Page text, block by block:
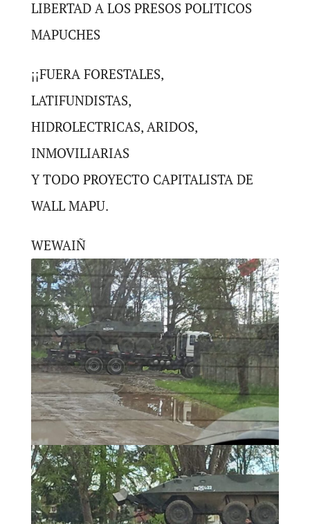
LIBERTAD A LOS PRESOS POLITICOS
MAPUCHES
¡¡FUERA FORESTALES,
LATIFUNDISTAS,
HIDROLECTRICAS, ARIDOS,
INMOVILIARIAS
Y TODO PROYECTO CAPITALISTA DE
WALL MAPU.
WEWAIÑ